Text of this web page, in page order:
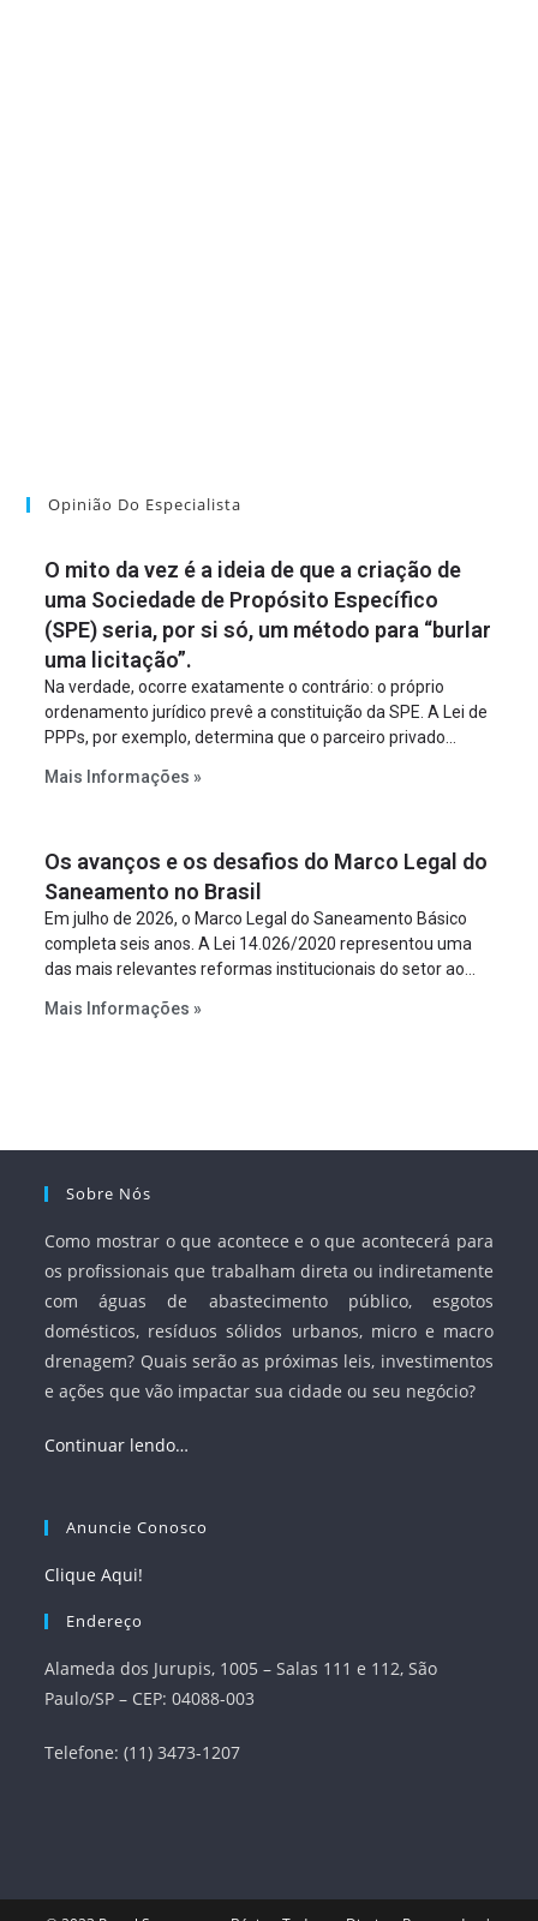
Opinião Do Especialista
O mito da vez é a ideia de que a criação de
uma Sociedade de Propósito Específico
(SPE) seria, por si só, um método para “burlar
uma licitação”.
Na verdade, ocorre exatamente o contrário: o próprio
ordenamento jurídico prevê a constituição da SPE. A Lei de
PPPs, por exemplo, determina que o parceiro privado
empreendimento. Ou seja, a suposta “fraude à licitação” é
projeto a projeto.
Mais Informações »
Os avanços e os desafios do Marco Legal do
Saneamento no Brasil
Em julho de 2026, o Marco Legal do Saneamento Básico
completa seis anos. A Lei 14.026/2020 representou uma
das mais relevantes reformas institucionais do setor ao
serviços, ampliar a participação da iniciativa privada,
Mais Informações »
Sobre Nós
Como mostrar o que acontece e o que acontecerá para
os profissionais que trabalham direta ou indiretamente
com águas de abastecimento público, esgotos
domésticos, resíduos sólidos urbanos, micro e macro
drenagem? Quais serão as próximas leis, investimentos
e ações que vão impactar sua cidade ou seu negócio?
Continuar lendo…
Anuncie Conosco
Clique Aqui!
Endereço
Alameda dos Jurupis, 1005 – Salas 111 e 112, São
Paulo/SP – CEP: 04088-003
Telefone: (11) 3473-1207